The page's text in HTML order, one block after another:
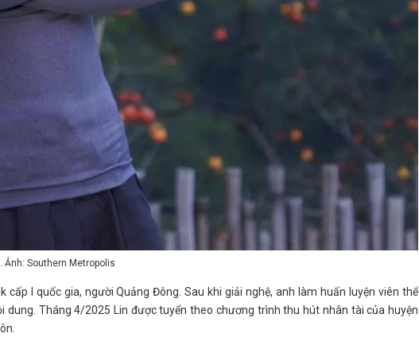
Ảnh: Southern Metropolis
cấp I quốc gia, người Quảng Đông. Sau khi giải nghệ, anh làm huấn luyện viên thể
dung. Tháng 4/2025 Lin được tuyển theo chương trình thu hút nhân tài của huyện